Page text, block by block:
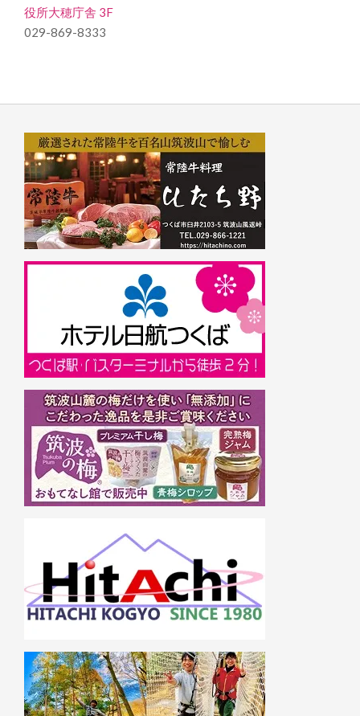
役所大穂庁舎 3F
029-869-8333